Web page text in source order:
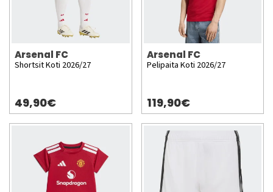
Arsenal FC
Shortsit Koti 2026/27
49,90€
Arsenal FC
Pelipaita Koti 2026/27
119,90€